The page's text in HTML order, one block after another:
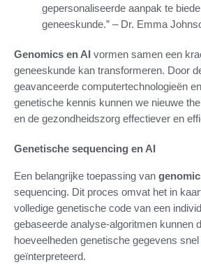
gepersonaliseerde aanpak te
geneeskunde.” – Dr. Emma
Genomics en AI vormen samen een
geneeskunde kan transformeren. Door
geavanceerde computertechnologieën
genetische kennis kunnen we nieuwe
en de gezondheidszorg effectiever en
Genetische sequencing en AI
Een belangrijke toepassing van
sequencing. Dit proces omvat het in
volledige genetische code van een
gebaseerde analyse-algoritmen kunnen
hoeveelheden genetische gegevens
geïnterpreteerd.